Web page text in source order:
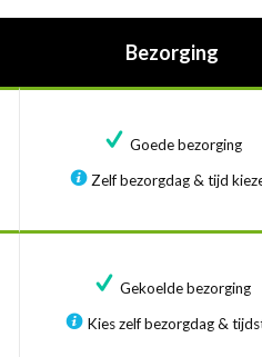
Bezorging
Goede bezorging
Zelf bezorgdag & tijd
Gekoelde bezorging
Kies zelf bezorgdag &